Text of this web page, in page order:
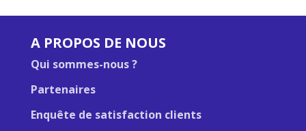
A PROPOS DE NOUS
Qui sommes-nous ?
Partenaires
Enquête de satisfaction clients